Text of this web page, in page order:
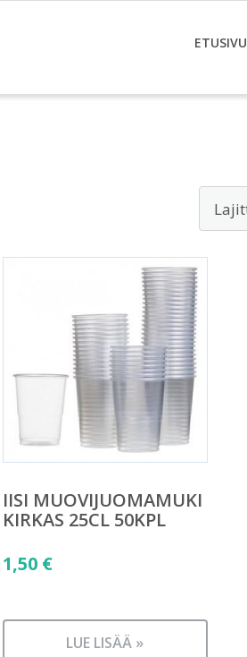
ETUSIVU
IISI MUOVIJUOMAMUKI
KIRKAS 25CL 50KPL
1,50 €
LUE LISÄÄ »